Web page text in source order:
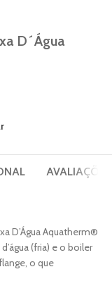
D´Água
D’Água Aquatherm®
(fria) e o boiler
o que